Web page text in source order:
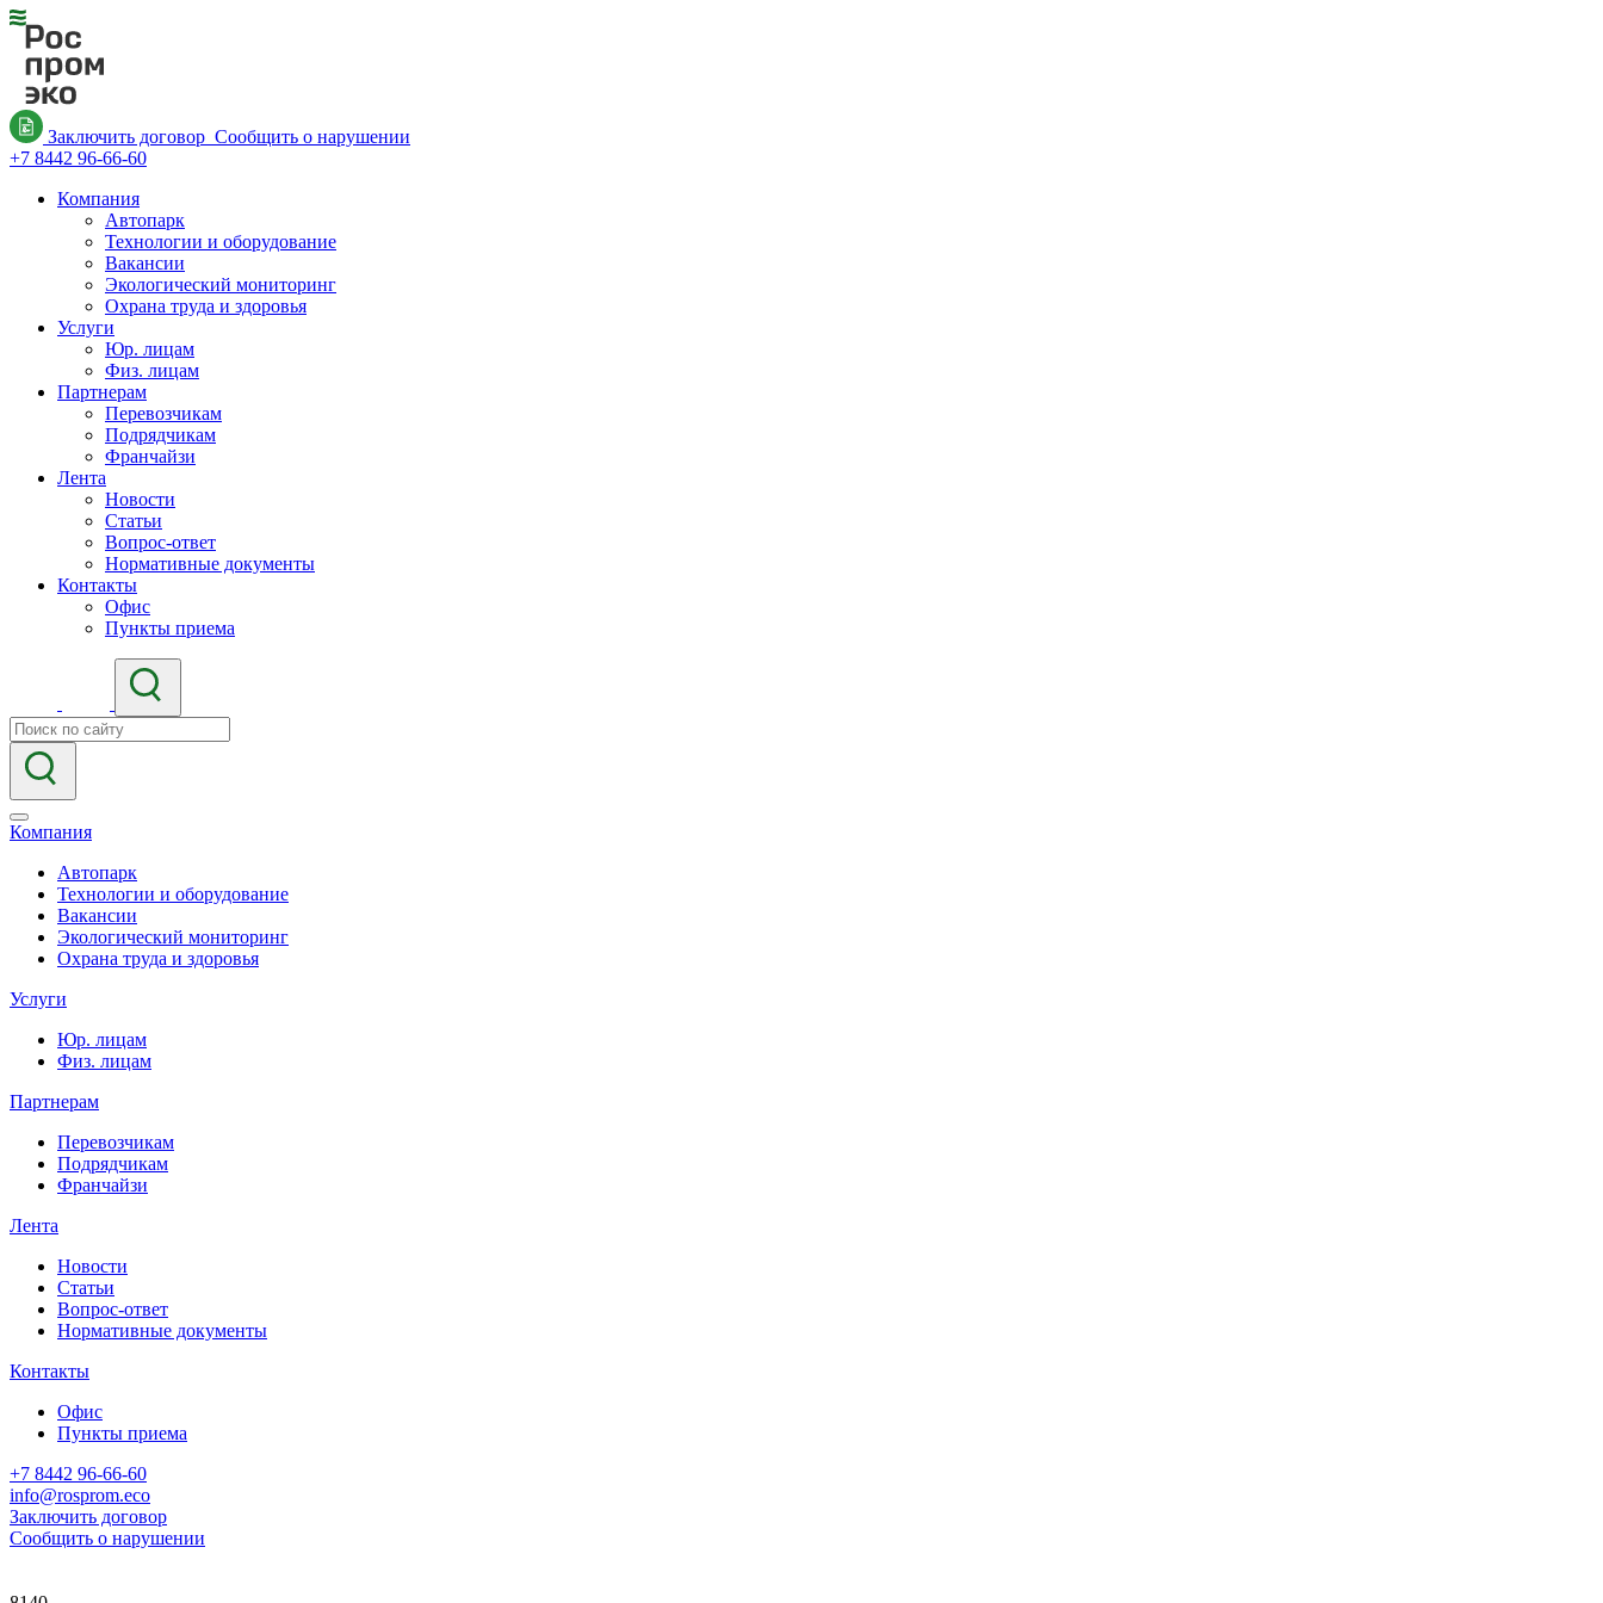
Заключить договор Сообщить о нарушении
+7 8442 96-66-60
Компания
Автопарк
Технологии и оборудование
Вакансии
Экологический мониторинг
Охрана труда и здоровья
Услуги
Юр. лицам
Физ. лицам
Партнерам
Перевозчикам
Подрядчикам
Франчайзи
Лента
Новости
Статьи
Вопрос-ответ
Нормативные документы
Контакты
Офис
Пункты приема
Компания
Автопарк
Технологии и оборудование
Вакансии
Экологический мониторинг
Охрана труда и здоровья
Услуги
Юр. лицам
Физ. лицам
Партнерам
Перевозчикам
Подрядчикам
Франчайзи
Лента
Новости
Статьи
Вопрос-ответ
Нормативные документы
Контакты
Офис
Пункты приема
+7 8442 96-66-60
info@rosprom.eco
Заключить договор
Сообщить о нарушении